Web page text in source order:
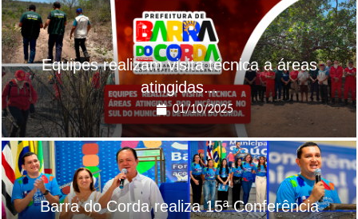
Equipes realizam visita técnica a áreas
atingidas...
01/10/2025
Barra do Corda realiza 15ª Conferência